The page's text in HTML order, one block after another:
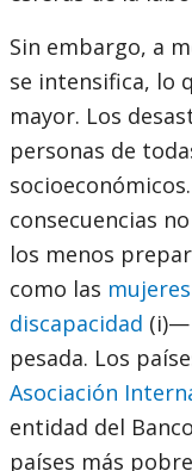
Sin embargo, a
se intensifica, lo
mayor. Los
personas de
consecuencias
los menos
como las mujeres
discapacidad (i)—
pesada. Los
Asociación
entidad del
países más